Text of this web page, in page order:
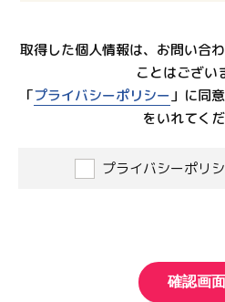
取得した個人情報は、お問い合
ことはござい
「プライバシーポリシー 」に同
をいれてくだ
プライバシーポリ